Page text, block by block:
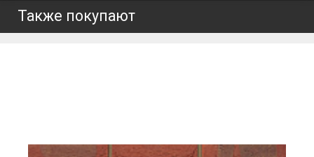
Также покупают